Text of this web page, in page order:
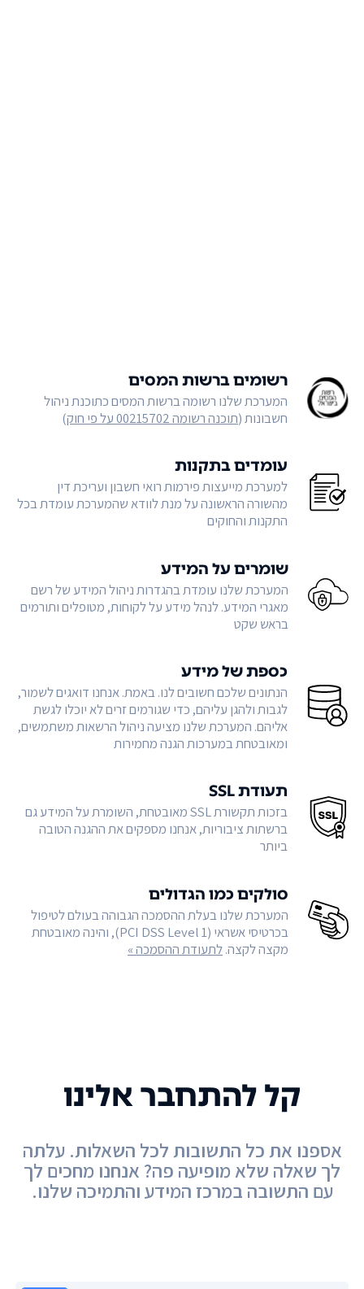
רשומים ברשות המסים
המערכת שלנו רשומה ברשות המסים כתוכנת ניהול
חשבונות (תוכנה רשומה 00215702 על פי חוק )
עומדים בתקנות
למערכת מייעצות פירמות רואי חשבון ועריכת דין
מהשורה הראשונה על מנת לוודא שהמערכת עומדת בכל
התקנות והחוקים
שומרים על המידע
המערכת שלנו עומדת בהגדרות ניהול המידע של רשם
מאגרי המידע. לנהל מידע על לקוחות, מטופלים ותורמים
בראש שקט
כספת של מידע
הנתונים שלכם חשובים לנו. באמת. אנחנו דואגים לשמור,
לגבות ולהגן עליהם, כדי שגורמים זרים לא יוכלו לגשת
אליהם. המערכת שלנו מציעה ניהול הרשאות משתמשים,
ומאובטחת במערכות הגנה מחמירות
תעודת SSL
בזכות תקשורת SSL מאובטחת, השומרת על המידע גם
ברשתות ציבוריות, אנחנו מספקים את ההגנה הטובה
ביותר
סולקים כמו הגדולים
המערכת שלנו בעלת ההסמכה הגבוהה בעולם לטיפול
בכרטיסי אשראי (PCI DSS Level 1), והינה מאובטחת
מקצה לקצה.לתעודת ההסמכה »
קל להתחבר אלינו
אספנו את כל התשובות לכל השאלות. עלתה
לך שאלה שלא מופיעה פה? אנחנו מחכים לך
עם התשובה במרכז המידע והתמיכה שלנו.